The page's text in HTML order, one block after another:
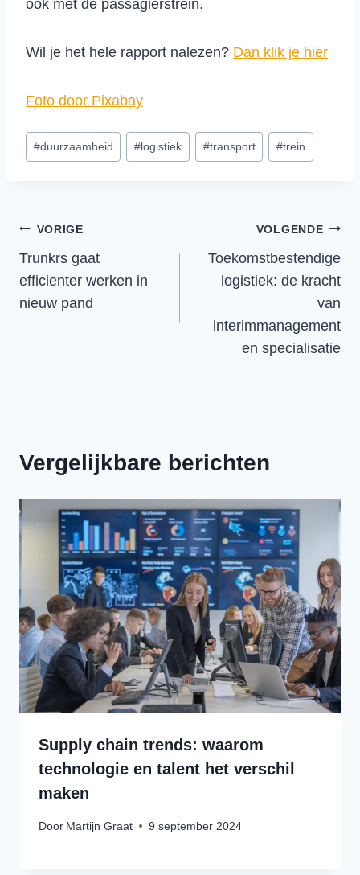
ook met de passagierstrein.
Wil je het hele rapport nalezen? Dan klik je hier
Foto door Pixabay
Bericht
tags:
#duurzaamheid #logistiek #transport #trein
Bericht
navigatie
VORIGE
Trunkrs gaat
efficienter werken in
nieuw pand
VOLGENDE
Toekomstbestendige
logistiek: de kracht
van
interimmanagement
en specialisatie
Vergelijkbare berichten
Supply chain trends: waarom
technologie en talent het verschil
maken
Door Martijn Graat 9 september 2024